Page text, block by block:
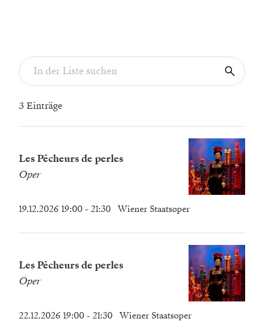
3 Einträge
Les Pêcheurs de perles
Oper
19.12.2026 19:00 - 21:30 Wiener Staatsoper
Les Pêcheurs de perles
Oper
22.12.2026 19:00 - 21:30 Wiener Staatsoper